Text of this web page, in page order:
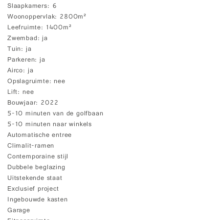
Slaapkamers 6
Woonoppervlak 2800m²
Leefruimte 1400m²
Zwembad ja
Tuin ja
Parkeren ja
Airco ja
Opslagruimte nee
Lift nee
Bouwjaar 2022
5-10 minuten van de golfbaan
5-10 minuten naar winkels
Automatische entree
Climalit-ramen
Contemporaine stijl
Dubbele beglazing
Uitstekende staat
Exclusief project
Ingebouwde kasten
Garage